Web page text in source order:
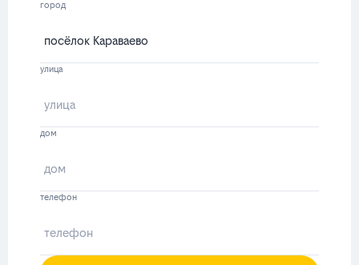
город
улица
дом
телефон